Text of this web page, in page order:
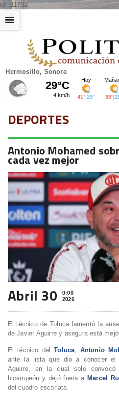
id: |11732
Hermosillo, Sonora
☰
DEPORTES
Antonio Mohamed
cada vez mejor
Abril 30
0:00
2026
El técnico de Toluca lamentó la
de Javier Aguirre y asegura está
El técnico del Toluca, Antonio
ante la lista que dio a conocer el
Aguirre, en la cual solo
bicampeón y dejó fuera a Marcel
del cuadro escarlata.